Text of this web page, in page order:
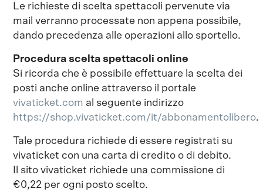
Le richieste di scelta spettacoli pervenute via
mail verranno processate non appena possibile,
dando precedenza alle operazioni allo sportello.
Procedura scelta spettacoli online
Si ricorda che è possibile effettuare la scelta dei
posti anche online attraverso il portale
vivaticket.com al seguente indirizzo
https://shop.vivaticket.com/it/abbonamentolibero.
Tale procedura richiede di essere registrati su
vivaticket con una carta di credito o di debito.
Il sito vivaticket richiede una commissione di
€0,22 per ogni posto scelto.